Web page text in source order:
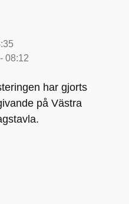
08:12
har gjorts
på Västra